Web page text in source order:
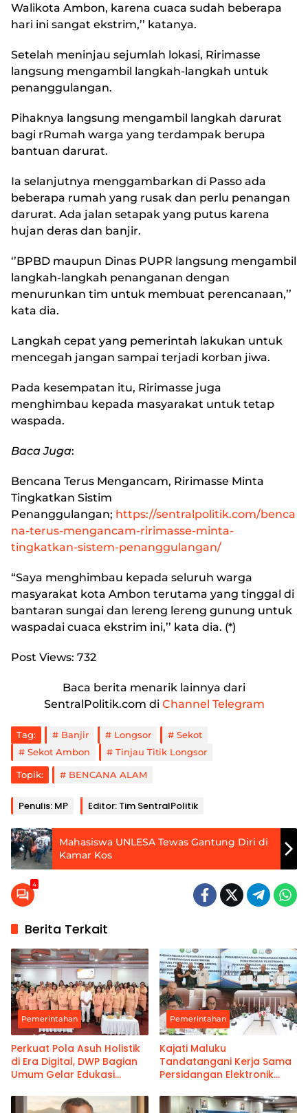
Walikota Ambon, karena cuaca sudah beberapa
hari ini sangat ekstrim,’’ katanya.
Setelah meninjau sejumlah lokasi, Ririmasse
langsung mengambil langkah-langkah untuk
penanggulangan.
Pihaknya langsung mengambil langkah darurat
bagi rRumah warga yang terdampak berupa
bantuan darurat.
Ia selanjutnya menggambarkan di Passo ada
beberapa rumah yang rusak dan perlu penangan
darurat. Ada jalan setapak yang putus karena
hujan deras dan banjir.
‘’BPBD maupun Dinas PUPR langsung mengambil
langkah-langkah penanganan dengan
menurunkan tim untuk membuat perencanaan,’’
kata dia.
Langkah cepat yang pemerintah lakukan untuk
mencegah jangan sampai terjadi korban jiwa.
Pada kesempatan itu, Ririmasse juga
menghimbau kepada masyarakat untuk tetap
waspada.
Baca Juga:
Bencana Terus Mengancam, Ririmasse Minta
Tingkatkan Sistim
Penanggulangan; https://sentralpolitik.com/benca
na-terus-mengancam-ririmasse-minta-
tingkatkan-sistem-penanggulangan/
“Saya menghimbau kepada seluruh warga
masyarakat kota Ambon terutama yang tinggal di
bantaran sungai dan lereng lereng gunung untuk
waspadai cuaca ekstrim ini,’’ kata dia. (*)
Post Views: 732
Baca berita menarik lainnya dari
SentralPolitik.com di Channel Telegram
Tag: Banjir Longsor
Sekot
Sekot Ambon
Tinjau Titik Longsor
Topik: BENCANA ALAM
Penulis: MP Editor: Tim SentralPolitik
Mahasiswa UNLESA Tewas Gantung Diri di
Kamar Kos
4
Berita Terkait
Pemerintahan
Perkuat Pola Asuh Holistik
di Era Digital, DWP Bagian
Umum Gelar Edukasi
Pemerintahan
Kajati Maluku
Tandatangani Kerja Sama
Persidangan Elektronik
Kanwil Pemasyarakatan